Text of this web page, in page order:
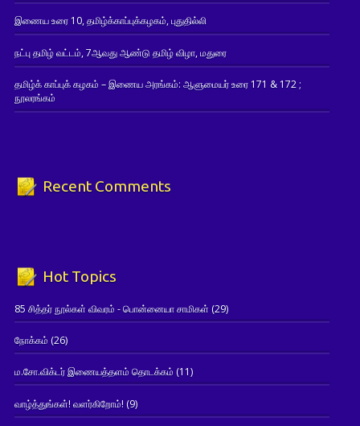
இணைய உரை 10, தமிழ்க்காப்புக்கழகம், புதுதில்லி
நட்பு தமிழ் வட்டம், 7ஆவது ஆண்டு தமிழ் விழா, மதுரை
தமிழ்க் காப்புக் கழகம் – இணைய அரங்கம்: ஆளுமையர் உரை 171 & 172 ;
நூலரங்கம்
Recent Comments
Hot Topics
85 சித்தர் நூல்கள் விவரம் - பொன்னையா சாமிகள் (29)
நோக்கம் (26)
ம.சோ.விக்டர் இணையத்தளம் தொடக்கம் (11)
வாழ்த்துங்கள்! வளர்கிறோம்! (9)